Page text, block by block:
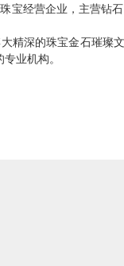
宝经营企业，主营钻
精深的珠宝金石璀璨
业机构。